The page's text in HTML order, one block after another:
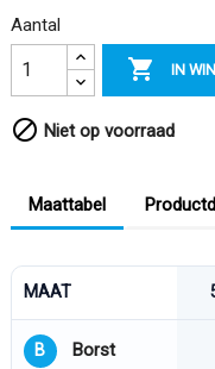
Aantal
 IN
 Niet op voorraad
Maattabel
MAAT
B Borst